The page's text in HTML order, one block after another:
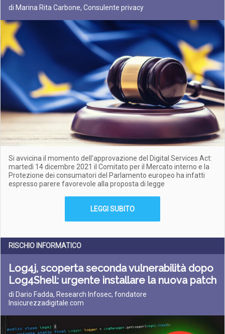
di Marina Rita Carbone, Consulente privacy
Si avvicina il momento dell'approvazione del Digital Services Act:
martedì 14 dicembre 2021 il Comitato per il Mercato interno e la
Protezione dei consumatori del Parlamento europeo ha infatti
espresso parere favorevole alla proposta di legge
LEGGI SUBITO
RISCHIO INFORMATICO
Log4j, scoperta seconda vulnerabilità dopo
Log4Shell: urgente installare la nuova patch
di Dario Fadda, Research Infosec, fondatore
Insicurezzadigitale.com